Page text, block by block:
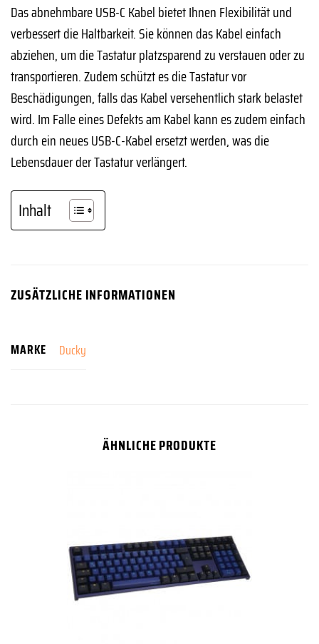
Das abnehmbare USB-C Kabel bietet Ihnen Flexibilität und
verbessert die Haltbarkeit. Sie können das Kabel einfach
abziehen, um die Tastatur platzsparend zu verstauen oder zu
transportieren. Zudem schützt es die Tastatur vor
Beschädigungen, falls das Kabel versehentlich stark belastet
wird. Im Falle eines Defekts am Kabel kann es zudem einfach
durch ein neues USB-C-Kabel ersetzt werden, was die
Lebensdauer der Tastatur verlängert.
Inhalt
ZUSÄTZLICHE INFORMATIONEN
MARKE Ducky
ÄHNLICHE PRODUKTE